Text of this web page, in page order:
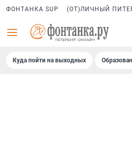
ФОНТАНКА SUP (ОТ)ЛИЧНЫЙ
Куда пойти на выходных